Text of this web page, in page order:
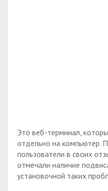
Это веб-терминал,
отдельно на компьютер.
пользователи в своих
отмечали наличие
установочной таких